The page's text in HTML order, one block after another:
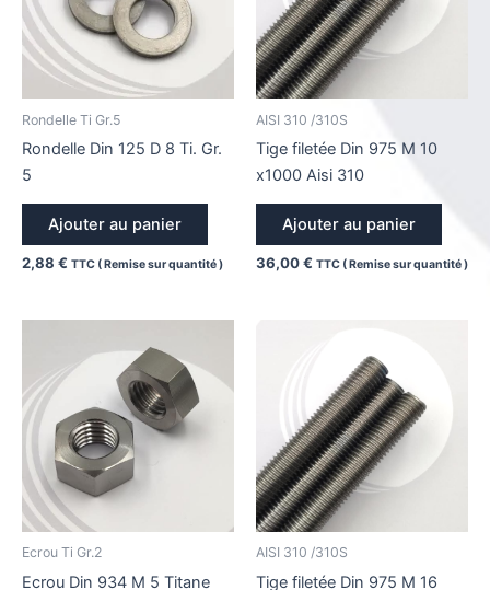
Rondelle Ti Gr.5
Rondelle Din 125 D 8 Ti. Gr.
5
Ajouter au panier
2,88 € TTC ( Remise sur quantité )
AISI 310 /310S
Tige filetée Din 975 M 10
x1000 Aisi 310
Ajouter au panier
36,00€ TTC ( Remise sur quantité )
Ecrou Ti Gr.2
Ecrou Din 934 M 5 Titane
AISI 310 /310S
Tige filetée Din 975 M 16